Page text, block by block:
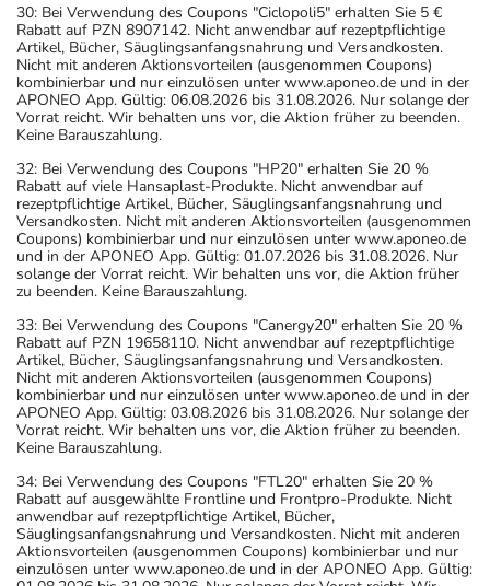
30: Bei Verwendung des Coupons "Ciclopoli5" erhalten Sie 5 €
Rabatt auf PZN 8907142. Nicht anwendbar auf rezeptpflichtige
Artikel, Bücher, Säuglingsanfangsnahrung und Versandkosten.
Nicht mit anderen Aktionsvorteilen (ausgenommen Coupons)
kombinierbar und nur einzulösen unter www.aponeo.de und in der
APONEO App. Gültig: 06.08.2026 bis 31.08.2026. Nur solange der
Vorrat reicht. Wir behalten uns vor, die Aktion früher zu beenden.
Keine Barauszahlung.
32: Bei Verwendung des Coupons "HP20" erhalten Sie 20 %
Rabatt auf viele Hansaplast-Produkte. Nicht anwendbar auf
rezeptpflichtige Artikel, Bücher, Säuglingsanfangsnahrung und
Versandkosten. Nicht mit anderen Aktionsvorteilen (ausgenommen
Coupons) kombinierbar und nur einzulösen unter www.aponeo.de
und in der APONEO App. Gültig: 01.07.2026 bis 31.08.2026. Nur
solange der Vorrat reicht. Wir behalten uns vor, die Aktion früher
zu beenden. Keine Barauszahlung.
33: Bei Verwendung des Coupons "Canergy20" erhalten Sie 20 %
Rabatt auf PZN 19658110. Nicht anwendbar auf rezeptpflichtige
Artikel, Bücher, Säuglingsanfangsnahrung und Versandkosten.
Nicht mit anderen Aktionsvorteilen (ausgenommen Coupons)
kombinierbar und nur einzulösen unter www.aponeo.de und in der
APONEO App. Gültig: 03.08.2026 bis 31.08.2026. Nur solange der
Vorrat reicht. Wir behalten uns vor, die Aktion früher zu beenden.
Keine Barauszahlung.
34: Bei Verwendung des Coupons "FTL20" erhalten Sie 20 %
Rabatt auf ausgewählte Frontline und Frontpro-Produkte. Nicht
anwendbar auf rezeptpflichtige Artikel, Bücher,
Säuglingsanfangsnahrung und Versandkosten. Nicht mit anderen
Aktionsvorteilen (ausgenommen Coupons) kombinierbar und nur
einzulösen unter www.aponeo.de und in der APONEO App. Gültig: